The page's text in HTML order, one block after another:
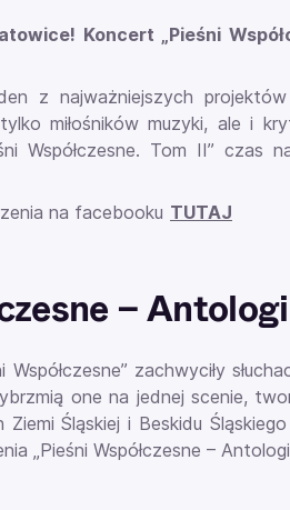
Koncert „Pieśni
z najważniejszych
miłośników muzyki, ale i
Współczesne. Tom II”
na facebooku TUTAJ
–
Współczesne” zachwyciły
one na jednej scenie,
Śląskiej i Beskidu
„Pieśni Współczesne –